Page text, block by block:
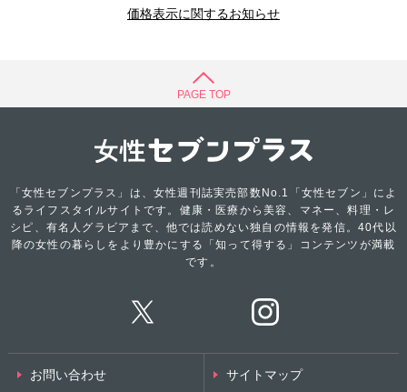
価格表示に関するお知らせ
PAGE TOP
「女性セブンプラス」は、女性週刊誌実売部数No.1「女性セブン」によ
るライフスタイルサイトです。健康・医療から美容、マネー、料理・レ
シピ、有名人グラビアまで、他では読めない独自の情報を発信。40代以
降の女性の暮らしをより豊かにする「知って得する」コンテンツが満載
です。
お問い合わせ サイトマップ